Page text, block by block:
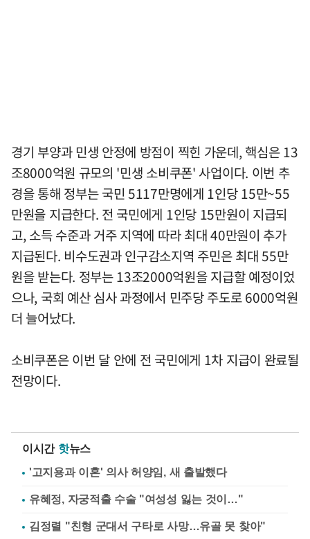
경기 부양과 민생 안정에 방점이 찍힌 가운데, 핵심은 13
조8000억원 규모의 '민생 소비쿠폰' 사업이다. 이번 추
경을 통해 정부는 국민 5117만명에게 1인당 15만~55
만원을 지급한다. 전 국민에게 1인당 15만원이 지급되
고, 소득 수준과 거주 지역에 따라 최대 40만원이 추가
지급된다. 비수도권과 인구감소지역 주민은 최대 55만
원을 받는다. 정부는 13조2000억원을 지급할 예정이었
으나, 국회 예산 심사 과정에서 민주당 주도로 6000억원
더 늘어났다.
소비쿠폰은 이번 달 안에 전 국민에게 1차 지급이 완료될
전망이다.
이시간 핫뉴스
'고지용과 이혼' 의사 허양임, 새 출발했다
유혜정, 자궁적출 수술 "여성성 잃는 것이…"
김정렬 "친형 군대서 구타로 사망…유골 못 찾아"